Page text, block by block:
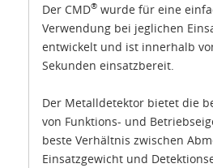
Der CMD® wurde für eine
Verwendung bei jeglichen
entwickelt und ist innerhalb
Sekunden einsatzbereit.
Der Metalldetektor bietet die
von Funktions- und
beste Verhältnis zwischen
Einsatzgewicht und